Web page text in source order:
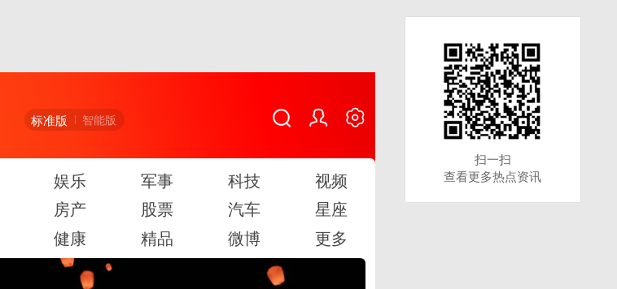
标准版 智能版
娱乐 军事 科技
视频
房产 股票 汽车
星座
健康 精品 微博 更多
扫一扫
查看更多热点资讯
扫一扫
查看更多热点资讯